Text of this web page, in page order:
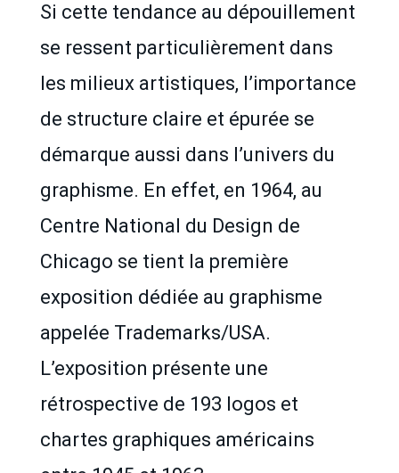
Si cette tendance au dépouillement
se ressent particulièrement dans
les milieux artistiques, l’importance
de structure claire et épurée se
démarque aussi dans l’univers du
graphisme. En effet, en 1964, au
Centre National du Design de
Chicago se tient la première
exposition dédiée au graphisme
appelée Trademarks/USA.
L’exposition présente une
rétrospective de 193 logos et
chartes graphiques américains